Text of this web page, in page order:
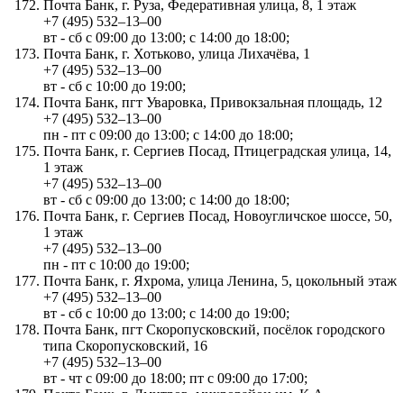
Почта Банк, г. Руза, Федеративная улица, 8, 1 этаж
+7 (495) 532‒13‒00
вт - сб с 09:00 до 13:00; с 14:00 до 18:00;
Почта Банк, г. Хотьково, улица Лихачёва, 1
+7 (495) 532‒13‒00
вт - сб с 10:00 до 19:00;
Почта Банк, пгт Уваровка, Привокзальная площадь, 12
+7 (495) 532‒13‒00
пн - пт с 09:00 до 13:00; с 14:00 до 18:00;
Почта Банк, г. Сергиев Посад, Птицеградская улица, 14,
1 этаж
+7 (495) 532‒13‒00
вт - сб с 09:00 до 13:00; с 14:00 до 18:00;
Почта Банк, г. Сергиев Посад, Новоугличское шоссе, 50,
1 этаж
+7 (495) 532‒13‒00
пн - пт с 10:00 до 19:00;
Почта Банк, г. Яхрома, улица Ленина, 5, цокольный этаж
+7 (495) 532‒13‒00
вт - сб с 10:00 до 13:00; с 14:00 до 19:00;
Почта Банк, пгт Скоропусковский, посёлок городского
типа Скоропусковский, 16
+7 (495) 532‒13‒00
вт - чт с 09:00 до 18:00; пт с 09:00 до 17:00;